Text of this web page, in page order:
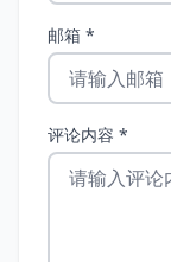
邮箱 *
评论内容 *